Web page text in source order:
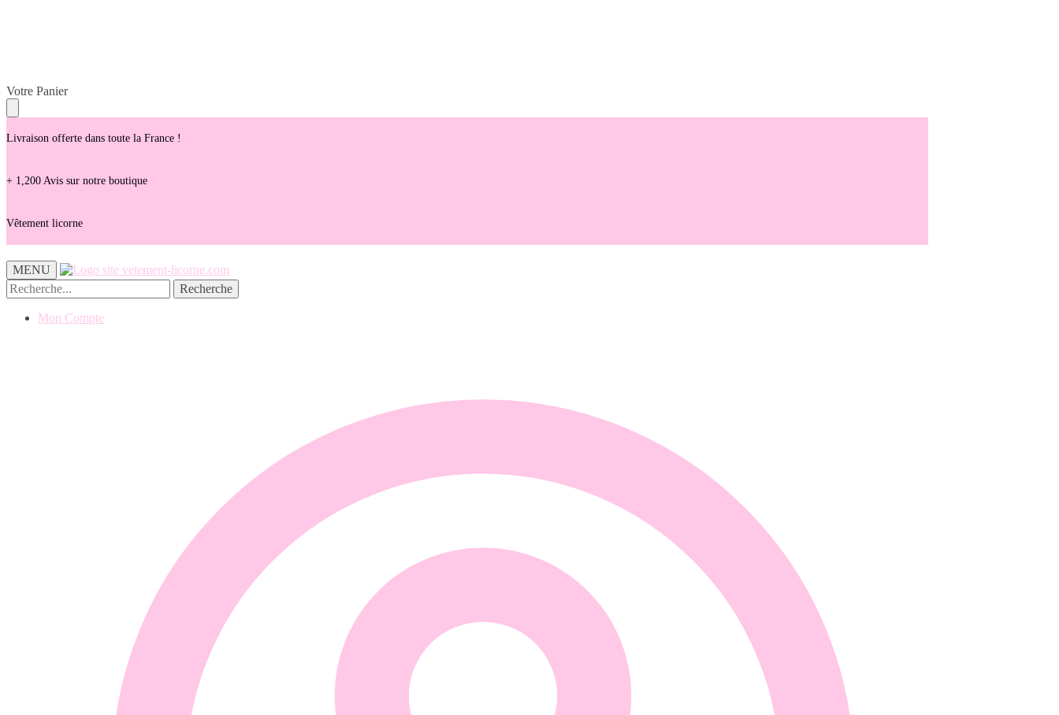
Skip
to
navigation
Skip
to
content
Votre Panier
Livraison offerte dans toute la France !
+ 1,200 Avis sur notre boutique
Vêtement licorne
MENU
Recherche
pour :
Recherche
Mon Compte